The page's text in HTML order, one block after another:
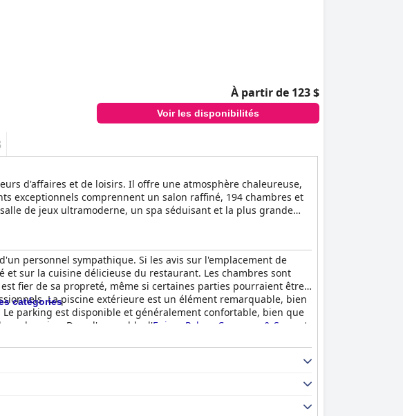
À partir de 123 $
Voir les disponibilités
d'affaires et de loisirs. Il offre une atmosphère chaleureuse,
exceptionnels comprennent un salon raffiné, 194 chambres et
de jeux ultramoderne, un spa séduisant et la plus grande
du restaurant Orange Grove, le menu inventif
personnel sympathique. Si les avis sur l'emplacement de
sur la cuisine délicieuse du restaurant. Les chambres sont
fier de sa propreté, même si certaines parties pourraient être
La piscine extérieure est un élément remarquable, bien
parking est disponible et généralement confortable, bien que
besoins. Dans l'ensemble, l'Epirus Palace Congress & Spa
est
catégories